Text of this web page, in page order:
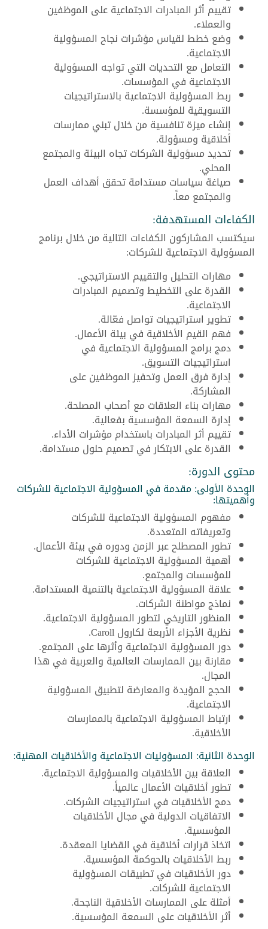
تقييم أثر المبادرات الاجتماعية على الموظفين
والعملاء.
وضع خطط لقياس مؤشرات نجاح المسؤولية
الاجتماعية.
التعامل مع التحديات التي تواجه المسؤولية
الاجتماعية في المؤسسات.
ربط المسؤولية الاجتماعية بالاستراتيجيات
التسويقية للمؤسسة.
إنشاء ميزة تنافسية من خلال تبني ممارسات
أخلاقية ومسؤولة.
تحديد مسؤولية الشركات تجاه البيئة والمجتمع
المحلي.
صياغة سياسات مستدامة تحقق أهداف العمل
والمجتمع معاً.
الكفاءات المستهدفة:
سيكتسب المشاركون الكفاءات التالية من خلال برنامج
المسؤولية الاجتماعية للشركات:
مهارات التحليل والتقييم الاستراتيجي.
القدرة على التخطيط وتصميم المبادرات
الاجتماعية.
تطوير استراتيجيات تواصل فعّالة.
فهم القيم الأخلاقية في بيئة الأعمال.
دمج برامج المسؤولية الاجتماعية في
استراتيجيات التسويق.
إدارة فرق العمل وتحفيز الموظفين على
المشاركة.
مهارات بناء العلاقات مع أصحاب المصلحة.
إدارة السمعة المؤسسية بفعالية.
تقييم أثر المبادرات باستخدام مؤشرات الأداء.
القدرة على الابتكار في تصميم حلول مستدامة.
محتوى الدورة:
الوحدة الأولى: مقدمة في المسؤولية الاجتماعية للشركات
وأهميتها:
مفهوم المسؤولية الاجتماعية للشركات
وتعريفاته المتعددة.
تطور المصطلح عبر الزمن ودوره في بيئة الأعمال.
أهمية المسؤولية الاجتماعية للشركات
للمؤسسات والمجتمع.
علاقة المسؤولية الاجتماعية بالتنمية المستدامة.
نماذج مواطنة الشركات.
المنظور التاريخي لتطور المسؤولية الاجتماعية.
نظرية الأجزاء الأربعة لكارول Caroll.
دور المسؤولية الاجتماعية وأثرها على المجتمع.
مقارنة بين الممارسات العالمية والعربية في هذا
المجال.
الحجج المؤيدة والمعارضة لتطبيق المسؤولية
الاجتماعية.
ارتباط المسؤولية الاجتماعية بالممارسات
الأخلاقية.
الوحدة الثانية: المسؤوليات الاجتماعية والأخلاقيات المهنية:
العلاقة بين الأخلاقيات والمسؤولية الاجتماعية.
تطور أخلاقيات الأعمال عالمياً.
دمج الأخلاقيات في استراتيجيات الشركات.
الاتفاقيات الدولية في مجال الأخلاقيات
المؤسسية.
اتخاذ قرارات أخلاقية في القضايا المعقدة.
ربط الأخلاقيات بالحوكمة المؤسسية.
دور الأخلاقيات في تطبيقات المسؤولية
الاجتماعية للشركات.
أمثلة على الممارسات الأخلاقية الناجحة.
أثر الأخلاقيات على السمعة المؤسسية.